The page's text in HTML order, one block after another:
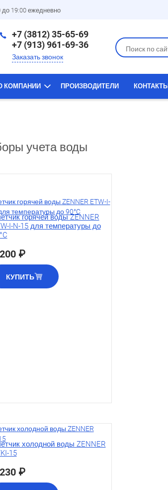
до 19:00 ежедневно
+7 (3812) 35-65-69
+7 (913) 961-69-36
Заказать звонок
КОМПАНИИ ПРОИЗВОДИТЕЛИ КОНТАКТЫ
учета воды
горячей воды ZENNER
I-N-15 для температуры до
₽
КУПИТЬ
холодной воды ZENNER
15
₽